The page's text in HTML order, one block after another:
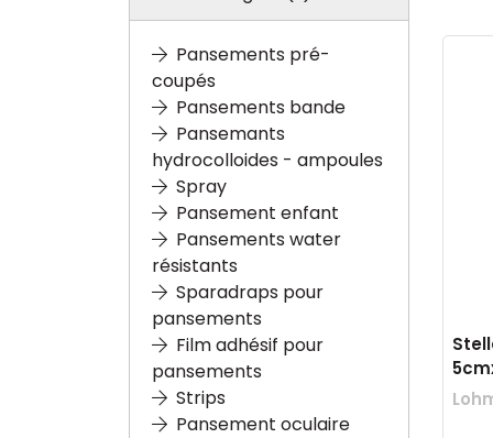
Pansements pré-
coupés
Pansements bande
Pansemants
hydrocolloides - ampoules
Spray
Pansement enfant
Pansements water
résistants
Sparadraps pour
pansements
Film adhésif pour
pansements
Strips
Pansement oculaire